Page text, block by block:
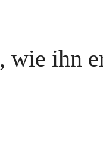
, wie ihn